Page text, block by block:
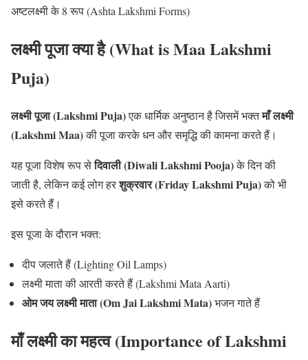
अष्टलक्ष्मी के 8 रूप (Ashta Lakshmi Forms)
लक्ष्मी पूजा क्या है (What is Maa Lakshmi
Puja)
लक्ष्मी पूजा (Lakshmi Puja)एक धार्मिक अनुष्ठान है जिसमें भक्तमाँ लक्ष्मी
(Lakshmi Maa)की पूजा करके धन और समृद्धि की कामना करते हैं।
यह पूजा विशेष रूप सेदिवाली (Diwali Lakshmi Pooja)के दिन की
जाती है, लेकिन कई लोग हरशुक्रवार (Friday Lakshmi Puja)को भी
इसे करते हैं।
इस पूजा के दौरान भक्त:
दीप जलाते हैं (Lighting Oil Lamps)
लक्ष्मी माता की आरती करते हैं (Lakshmi Mata Aarti)
ओम जय लक्ष्मी माता (Om Jai Lakshmi Mata)भजन गाते हैं
माँ लक्ष्मी का महत्व (Importance of Lakshmi